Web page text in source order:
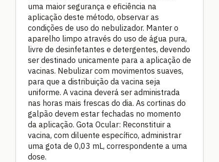
uma maior segurança e eficiência na
aplicação deste método, observar as
condições de uso do nebulizador. Manter o
aparelho limpo através do uso de água pura,
livre de desinfetantes e detergentes, devendo
ser destinado unicamente para a aplicação de
vacinas. Nebulizar com movimentos suaves,
para que a distribuição da vacina seja
uniforme. A vacina deverá ser administrada
nas horas mais frescas do dia. As cortinas do
galpão devem estar fechadas no momento
da aplicação. Gota Ocular: Reconstituir a
vacina, com diluente específico, administrar
uma gota de 0,03 mL, correspondente a uma
dose.